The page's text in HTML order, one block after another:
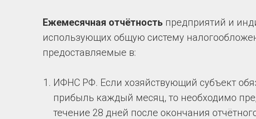
Ежемесячная отчётность предприятий и
использующих общую систему
предоставляемые в:
ИФНС РФ. Если хозяйствующий субъект
прибыль каждый месяц, то необходимо
течение 28 дней после окончания